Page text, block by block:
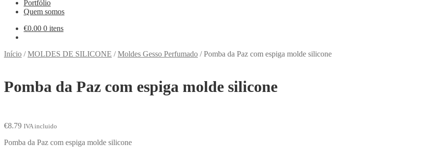
Portfólio
Quem somos
€0.00 0 itens
Início /MOLDES DE SILICONE /Moldes Gesso Perfumado /Pomba da Paz com espiga molde silicone
Pomba da Paz com espiga molde silicone
€8.79 IVA incluido
Pomba da Paz com espiga molde silicone